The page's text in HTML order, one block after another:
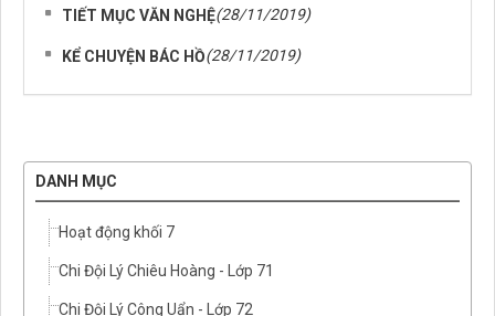
TIẾT MỤC VĂN NGHỆ(28/11/2019)
KỂ CHUYỆN BÁC HỒ(28/11/2019)
DANH MỤC
Hoạt động khối 7
Chi Đội Lý Chiêu Hoàng - Lớp 71
Chi Đội Lý Công Uẩn - Lớp 72